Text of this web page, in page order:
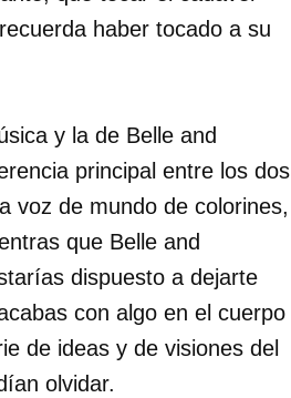
haber tocado a su
y la de Belle and
principal entre los dos
voz de mundo de colorines,
que Belle and
dispuesto a dejarte
con algo en el cuerpo
de ideas y de visiones del
olvidar.